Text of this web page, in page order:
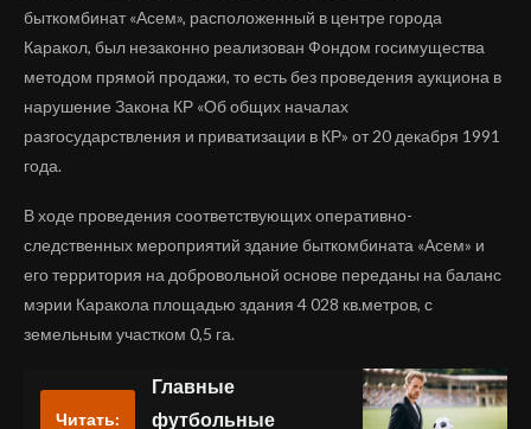
быткомбинат «Асем», расположенный в центре города
Каракол, был незаконно реализован Фондом госимущества
методом прямой продажи, то есть без проведения аукциона в
нарушение Закона КР «Об общих началах
разгосударствления и приватизации в КР» от 20 декабря 1991
года.
В ходе проведения соответствующих оперативно-
следственных мероприятий здание быткомбината «Асем» и
его территория на добровольной основе переданы на баланс
мэрии Каракола площадью здания 4 028 кв.метров, с
земельным участком 0,5 га.
Читать:
Главные
футбольные